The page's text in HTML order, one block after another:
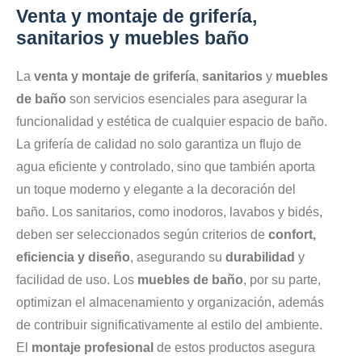
Venta y montaje de grifería,
sanitarios y muebles baño
La venta y montaje de grifería, sanitarios y muebles
de baño son servicios esenciales para asegurar la
funcionalidad y estética de cualquier espacio de baño.
La grifería de calidad no solo garantiza un flujo de
agua eficiente y controlado, sino que también aporta
un toque moderno y elegante a la decoración del
baño. Los sanitarios, como inodoros, lavabos y bidés,
deben ser seleccionados según criterios de confort,
eficiencia y diseño, asegurando su durabilidad y
facilidad de uso. Los muebles de baño, por su parte,
optimizan el almacenamiento y organización, además
de contribuir significativamente al estilo del ambiente.
El montaje profesional de estos productos asegura